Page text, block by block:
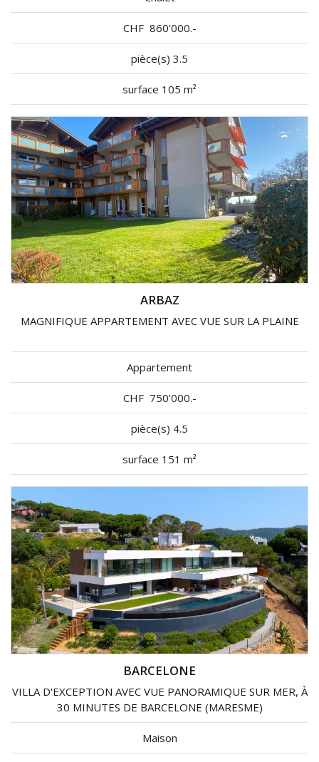
CHF 860'000.-
pièce(s) 3.5
surface 105 m²
ARBAZ
MAGNIFIQUE APPARTEMENT AVEC VUE SUR LA PLAINE
Appartement
CHF 750'000.-
pièce(s) 4.5
surface 151 m²
BARCELONE
VILLA D'EXCEPTION AVEC VUE PANORAMIQUE SUR MER, À
30 MINUTES DE BARCELONE (MARESME)
Maison